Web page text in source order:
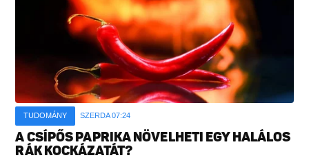
TUDOMÁNY SZERDA 07:24
A CSÍPŐS PAPRIKA NÖVELHETI EGY HALÁLOS
RÁK KOCKÁZATÁT?